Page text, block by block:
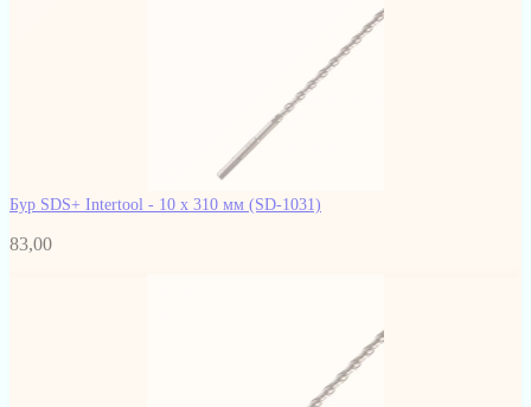
Бур SDS+ Intertool - 10 х 310 мм (SD-1031)
83,00